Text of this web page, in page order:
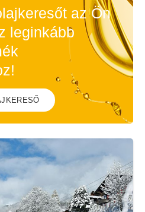
az Ön
leginkább